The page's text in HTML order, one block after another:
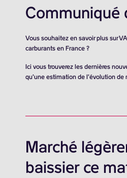
Communiqué
Vous souhaitez en savoir plus sur
carburants en France ?
Ici vous trouverez les dernières
qu’une estimation de l’évolution de
Marché
baissier ce